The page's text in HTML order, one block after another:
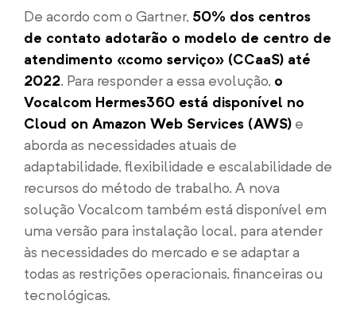
De acordo com o Gartner, 50% dos centros
de contato adotarão o modelo de centro de
atendimento «como serviço» (CCaaS) até
2022. Para responder a essa evolução, o
Vocalcom Hermes360 está disponível no
Cloud on Amazon Web Services (AWS) e
aborda as necessidades atuais de
adaptabilidade, flexibilidade e escalabilidade de
recursos do método de trabalho. A nova
solução Vocalcom também está disponível em
uma versão para instalação local, para atender
às necessidades do mercado e se adaptar a
todas as restrições operacionais, financeiras ou
tecnológicas.